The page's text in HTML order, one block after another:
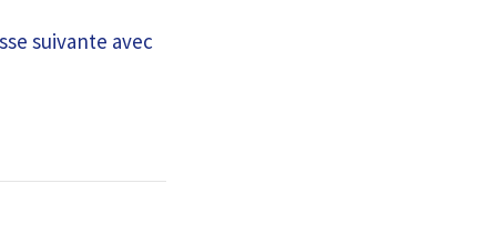
suivante avec